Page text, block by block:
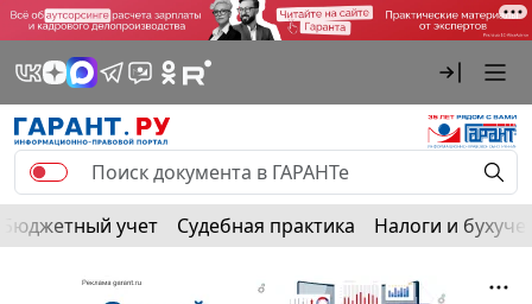
Бюджетный учет Судебная практика Налоги и